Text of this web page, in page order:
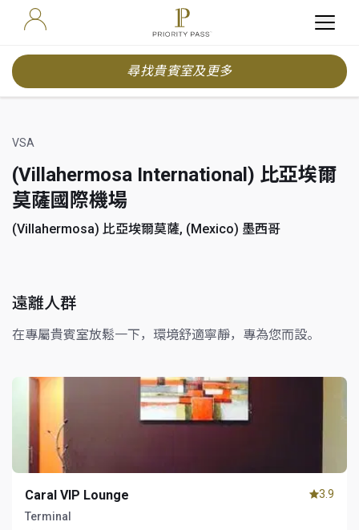
尋找貴賓室及更多
VSA
(Villahermosa International) 比亞埃爾
莫薩國際機場
(Villahermosa) 比亞埃爾莫薩, (Mexico) 墨西哥
遠離人群
在專屬貴賓室放鬆一下，環境舒適寧靜，專為您而設。
Caral VIP Lounge
Terminal
3.9